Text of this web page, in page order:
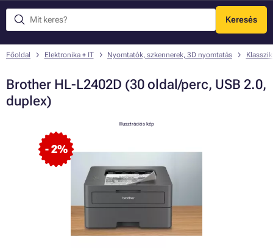
Keresés
Menü
Főoldal Elektronika + IT Nyomtatók, szkennerek, 3D nyomtatás
Brother HL-L2402D (30 oldal/perc, USB 2.0,
duplex)
- 2%
Illusztrációs kép